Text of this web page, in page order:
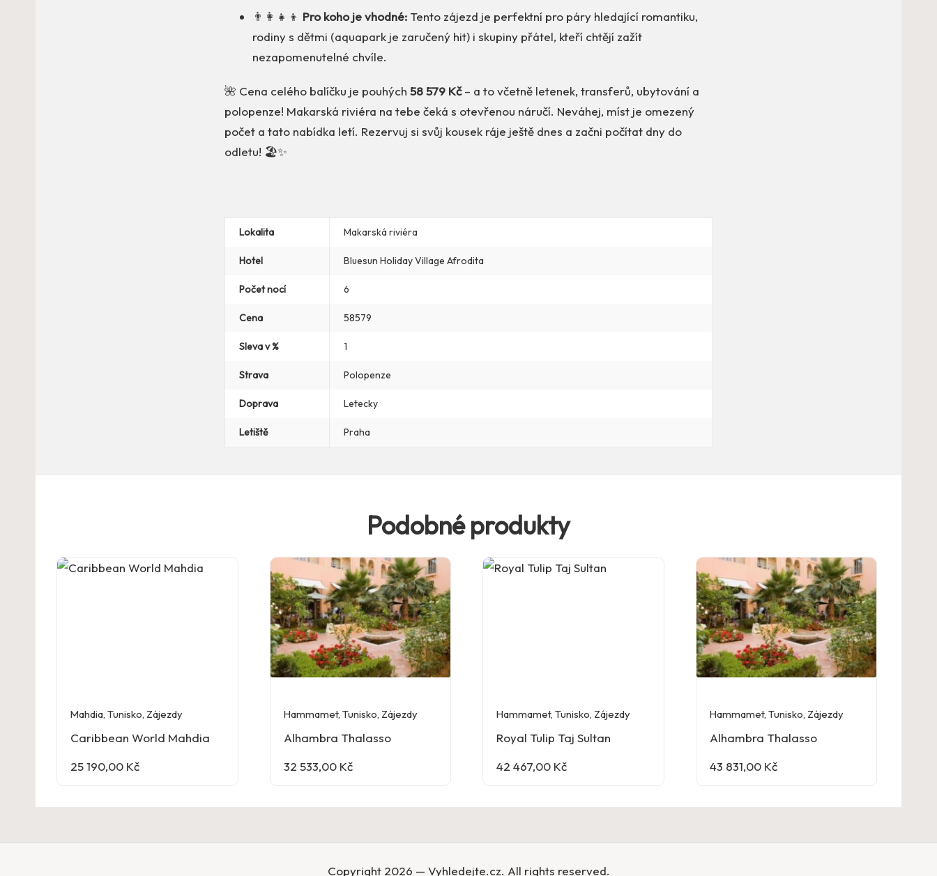
👨‍👩‍👧‍👦 Pro koho je vhodné: Tento zájezd je perfektní pro páry hledající romantiku,
rodiny s dětmi (aquapark je zaručený hit) i skupiny přátel, kteří chtějí zažít
nezapomenutelné chvíle.
🌺 Cena celého balíčku je pouhých 58 579 Kč– a to včetně letenek, transferů, ubytování a
polopenze! Makarská riviéra na tebe čeká s otevřenou náručí. Neváhej, míst je omezený
počet a tato nabídka letí. Rezervuj si svůj kousek ráje ještě dnes a začni počítat dny do
odletu! 🏖️✨
Lokalita Makarská riviéra
Hotel Bluesun Holiday Village Afrodita
Počet nocí 6
Cena 58579
Sleva v % 1
Strava Polopenze
Doprava Letecky
Letiště Praha
Podobné produkty
Mahdia, Tunisko, Zájezdy
Caribbean World Mahdia
25 190,00 Kč
Hammamet, Tunisko, Zájezdy
Alhambra Thalasso
32 533,00 Kč
Hammamet,Tunisko, Zájezdy
Royal Tulip Taj Sultan
42 467,00 Kč
Hammamet, Tunisko, Zájezdy
Alhambra Thalasso
43 831,00 Kč
Copyright 2026 — Vyhledejte.cz. All rights reserved.